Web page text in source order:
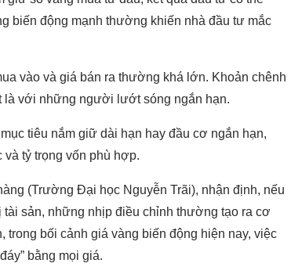
biến động mạnh thường khiến nhà đầu tư mắc
vào và giá bán ra thường khá lớn. Khoản chênh
là với những người lướt sóng ngắn hạn.
tiêu nắm giữ dài hạn hay đầu cơ ngắn hạn,
tỷ trọng vốn phù hợp.
(Trường Đại học Nguyễn Trãi), nhận định, nếu
sản, những nhịp điều chỉnh thường tạo ra cơ
bối cảnh giá vàng biến động hiện nay, việc
bằng mọi giá.